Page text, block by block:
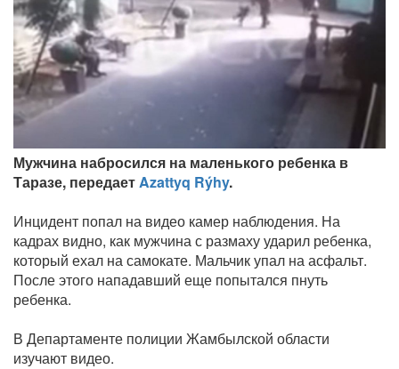
Мужчина набросился на маленького ребенка в
Таразе, передаетAzattyq Rýhy.
Инцидент попал на видео камер наблюдения. На
кадрах видно, как мужчина с размаху ударил ребенка,
который ехал на самокате. Мальчик упал на асфальт.
После этого нападавший еще попытался пнуть
ребенка.
В Департаменте полиции Жамбылской области
изучают видео.